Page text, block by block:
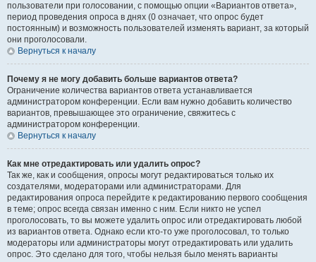
пользователи при голосовании, с помощью опции «Вариантов ответа»,
период проведения опроса в днях (0 означает, что опрос будет
постоянным) и возможность пользователей изменять вариант, за который
они проголосовали.
Вернуться к началу
Почему я не могу добавить больше вариантов ответа?
Ограничение количества вариантов ответа устанавливается
администратором конференции. Если вам нужно добавить количество
вариантов, превышающее это ограничение, свяжитесь с
администратором конференции.
Вернуться к началу
Как мне отредактировать или удалить опрос?
Так же, как и сообщения, опросы могут редактироваться только их
создателями, модераторами или администраторами. Для
редактирования опроса перейдите к редактированию первого сообщения
в теме; опрос всегда связан именно с ним. Если никто не успел
проголосовать, то вы можете удалить опрос или отредактировать любой
из вариантов ответа. Однако если кто-то уже проголосовал, то только
модераторы или администраторы могут отредактировать или удалить
опрос. Это сделано для того, чтобы нельзя было менять варианты